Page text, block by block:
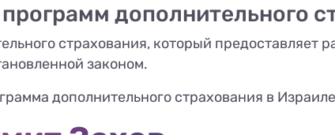
дополнительного
страхования, который предоставляет
законом.
дополнительного страхования в